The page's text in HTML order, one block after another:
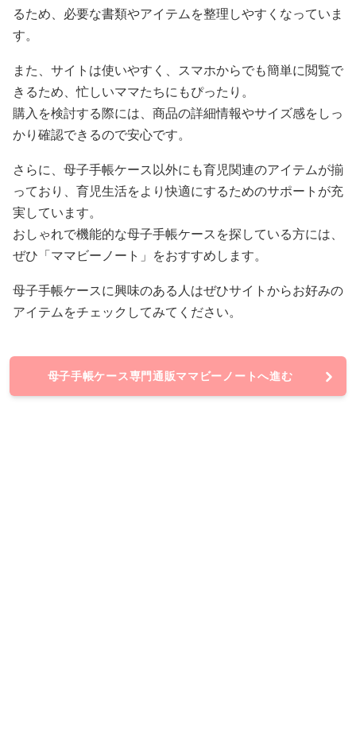
るため、必要な書類やアイテムを整理しやすくなっていま
す。
また、サイトは使いやすく、スマホからでも簡単に閲覧で
きるため、忙しいママたちにもぴったり。
購入を検討する際には、商品の詳細情報やサイズ感をしっ
かり確認できるので安心です。
さらに、母子手帳ケース以外にも育児関連のアイテムが揃
っており、育児生活をより快適にするためのサポートが充
実しています。
おしゃれで機能的な母子手帳ケースを探している方には、
ぜひ「ママビーノート」をおすすめします。
母子手帳ケースに興味のある人はぜひサイトからお好みの
アイテムをチェックしてみてください。
母子手帳ケース専門通販ママビーノートへ進む